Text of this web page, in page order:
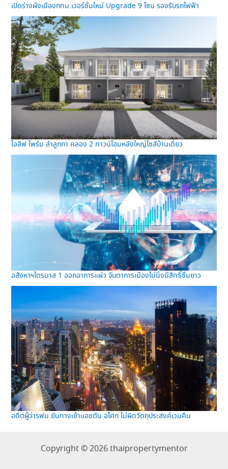
เปิดร่างผังเมืองกทม.เวอร์ชั่นใหม่ Upgrade 9 โซน รองรับรถไฟฟ้า
ไอลีฟ ไพร์ม ลำลูกกา คลอง 2 ทาวน์โฮมหลังใหญ่ไซส์บ้านเดี่ยว
อสังหาฯไตรมาส 1 ออกอาการแผ่ว จับตาการเมืองไม่นิ่งมีสิทธิ์ซึมยาว
อดีตผู้ว่ารฟม.ยันทางเข้าแอชตัน อโศก ไม่ผิดวัตถุประสงค์เวนคืน
Copyright © 2026 thaipropertymentor